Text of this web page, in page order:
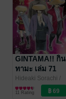
GINTAMA!! กิน
ทามะ เล่ม 71
Hideaki Sorachi /
Siam Inter Comics
การ์ตูนทั่วไป
11 Rating